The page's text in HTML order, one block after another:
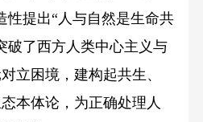
性提出“人与自然是生命共
破了西方人类中心主义与
立困境，建构起共生、
本体论，为正确处理人